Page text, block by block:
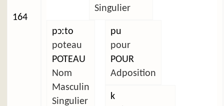
164
Singulier
pɔːto
poteau
POTEAU
Nom
Masculin
Singulier
pu
pour
POUR
Adposition
k